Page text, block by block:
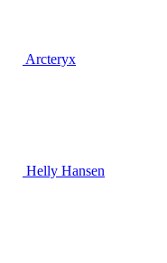
Arcteryx
Helly Hansen